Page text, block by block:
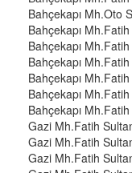
Bahçekapı Mh.Oto
Bahçekapı
Bahçekapı
Bahçekapı
Bahçekapı
Bahçekapı
Bahçekapı
Gazi Mh.Fatih
Gazi Mh.Fatih
Gazi Mh.Fatih